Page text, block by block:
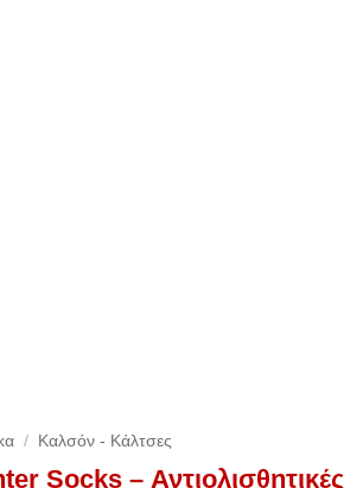
/ Καλσόν - Κάλτσες
Socks – Αντιολισθητικές